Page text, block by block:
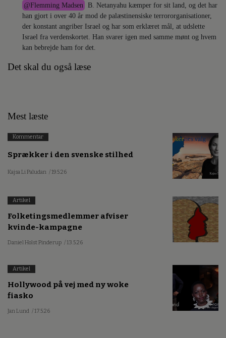
@Flemming Madsen
B. Netanyahu kæmper for sit land, og det har
han gjort i over 40 år mod de palæstinensiske terrororganisationer,
der konstant angriber Israel og har som erklæret mål, at udslette
Israel fra verdenskortet. Han svarer igen med samme mønt og hvem
kan bebrejde ham for det.
Det skal du også læse
Mest læste
Kommentar
Sprækker i den svenske stilhed
Kajsa Li Paludan / 19.5.26
Artikel
Folketingsmedlemmer afviser
kvinde-kampagne
Daniel Holst Pinderup / 13.5.26
Artikel
Hollywood på vej med ny woke
fiasko
Jan Lund / 17.5.26